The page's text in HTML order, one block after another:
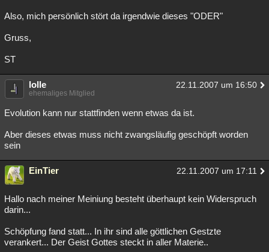
Also, mich persönlich stört da irgendwie dieses "ODER"
Gruss,
ST
lolle 22.11.2007 um 16:50
ehemaliges Mitglied
Evolution kann nur stattfinden wenn etwas da ist.
Aber dieses etwas muss nicht zwangsläufig geschöpft worden
sein
EinTier 22.11.2007 um 17:11
Hallo nach meiner Meiniung besteht überhaupt kein Widerspruch
darin...
Schöpfung fand statt... In ihr sind alle göttlichen Gestzte
verankert... Der Geist Gottes steckt in aller Materie..